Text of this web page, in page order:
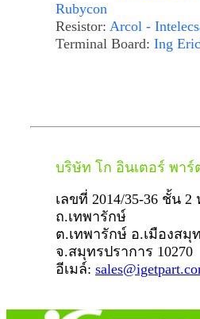
Rubycon
Resistor: Arcol -
Terminal Board: Ing
บริษัท โก อินเตอร์ พาร์
เลขที่ 2014/35-36 ชั้น 2
ถ.เทพารักษ์
ต.เทพารักษ์ อ.เมืองสมุ
จ.สมุทรปราการ 10270
อีเมล์: